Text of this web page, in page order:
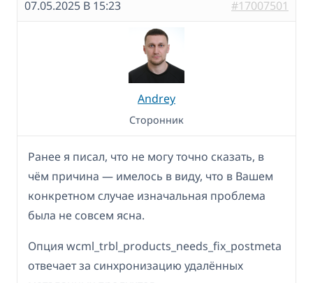
07.05.2025 В 15:23 #17007501
Andrey
Сторонник
Ранее я писал, что не могу точно сказать, в
чём причина — имелось в виду, что в Вашем
конкретном случае изначальная проблема
была не совсем ясна.
Опция wcml_trbl_products_needs_fix_postmeta
отвечает за синхронизацию удалённых